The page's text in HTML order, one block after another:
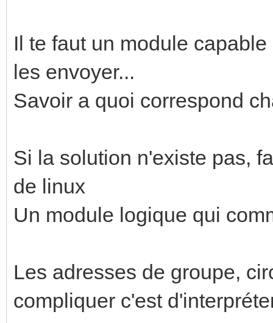
Il te faut un module
les envoyer...
Savoir a quoi correspond
Si la solution n'existe pas,
de linux
Un module logique qui
Les adresses de groupe,
compliquer c'est